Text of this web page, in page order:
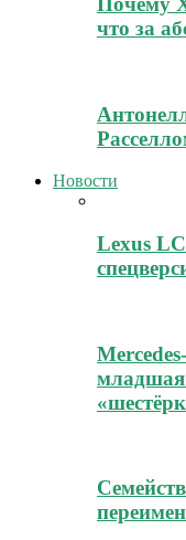
что за
Новости
Lexus
младшая